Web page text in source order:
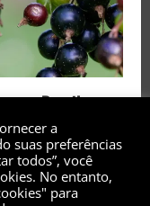
no Brasil
a
suas preferências
todos”, você
No entanto,
para